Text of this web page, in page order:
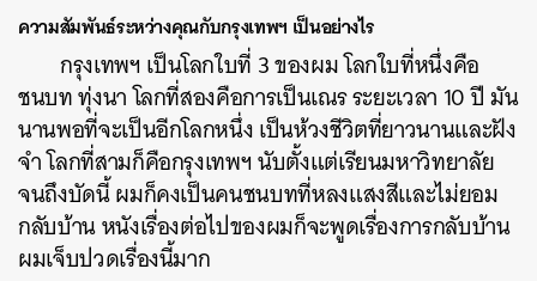
ความสัมพันธ์ระหว่างคุณกับกรุงเทพฯ เป็นอย่างไร
กรุงเทพฯ เป็นโลกใบที่ 3 ของผม โลกใบที่หนึ่งคือ
ชนบท ทุ่งนา โลกที่สองคือการเป็นเณร ระยะเวลา 10 ปี มัน
นานพอที่จะเป็นอีกโลกหนึ่ง เป็นห้วงชีวิตที่ยาวนานและฝัง
จำ โลกที่สามก็คือกรุงเทพฯ นับตั้งแต่เรียนมหาวิทยาลัย
จนถึงบัดนี้ ผมก็คงเป็นคนชนบทที่หลงแสงสีและไม่ยอม
กลับบ้าน หนังเรื่องต่อไปของผมก็จะพูดเรื่องการกลับบ้าน
ผมเจ็บปวดเรื่องนี้มาก